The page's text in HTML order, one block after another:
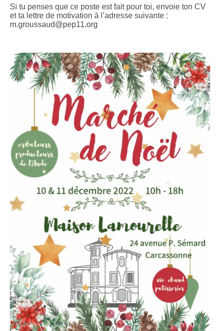
Si tu penses que ce poste est fait pour toi, envoie ton CV
et ta lettre de motivation à l’adresse suivante :
m.groussaud@pep11.org